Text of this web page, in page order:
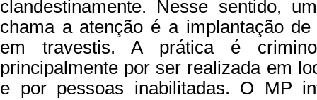
clandestinamente. Nesse sentido,
chama a atenção é a implantação
em travestis. A prática é
principalmente por ser realizada em
e por pessoas inabilitadas. O MP